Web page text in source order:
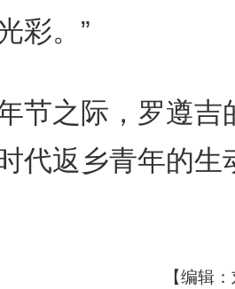
彩。”
之际，罗遵吉
代返乡青年的生
【编辑